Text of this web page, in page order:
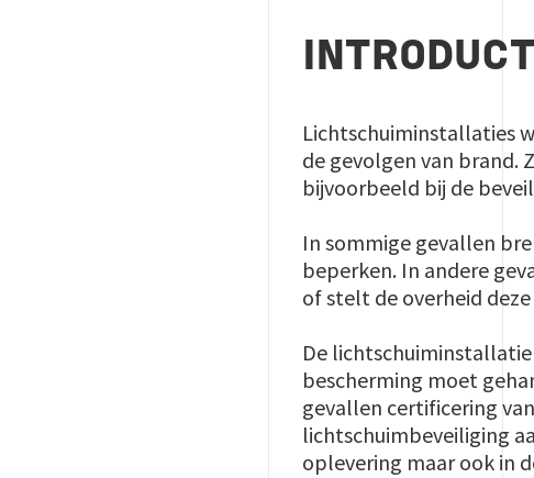
Lichtschuiminstallaties
de gevolgen van brand.
bijvoorbeeld bij de
In sommige gevallen
beperken. In andere
of stelt de overheid
De
bescherming moet
gevallen certificering
lichtschuimbeveiliging
oplevering maar ook in